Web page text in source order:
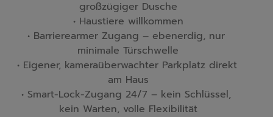
großzügiger Dusche
• Haustiere willkommen
• Barrierearmer Zugang – ebenerdig, nur
minimale Türschwelle
• Eigener, kameraüberwachter Parkplatz direkt
am Haus
• Smart-Lock-Zugang 24/7 – kein Schlüssel,
kein Warten, volle Flexibilität